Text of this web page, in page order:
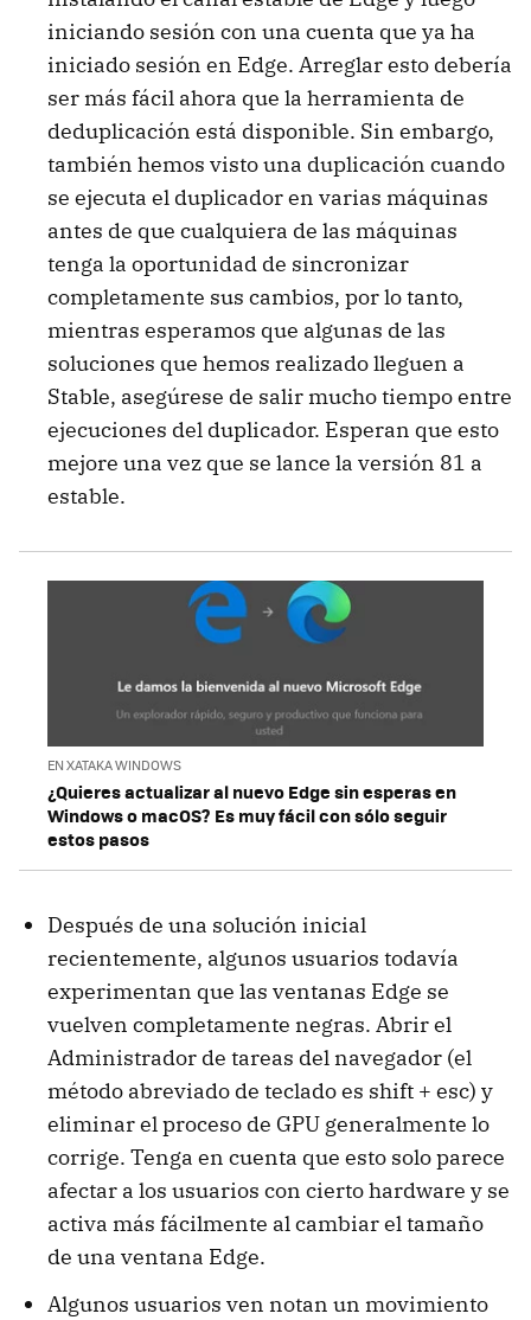
iniciando sesión con una cuenta que ya ha
iniciado sesión en Edge. Arreglar esto debería
ser más fácil ahora que la herramienta de
deduplicación está disponible. Sin embargo,
también hemos visto una duplicación cuando
se ejecuta el duplicador en varias máquinas
antes de que cualquiera de las máquinas
tenga la oportunidad de sincronizar
completamente sus cambios, por lo tanto,
mientras esperamos que algunas de las
soluciones que hemos realizado lleguen a
Stable, asegúrese de salir mucho tiempo entre
ejecuciones del duplicador. Esperan que esto
mejore una vez que se lance la versión 81 a
estable.
EN XATAKA WINDOWS
¿Quieres actualizar al nuevo Edge sin esperas en
Windows o macOS? Es muy fácil con sólo seguir
estos pasos
Después de una solución inicial
recientemente, algunos usuarios todavía
experimentan que las ventanas Edge se
vuelven completamente negras. Abrir el
Administrador de tareas del navegador (el
método abreviado de teclado es shift + esc) y
eliminar el proceso de GPU generalmente lo
corrige. Tenga en cuenta que esto solo parece
afectar a los usuarios con cierto hardware y se
activa más fácilmente al cambiar el tamaño
de una ventana Edge.
Algunos usuarios ven notan un movimiento